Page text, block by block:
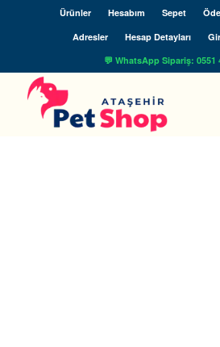
Ürünler Hesabım Sepet
Adresler
Hesap Detayları
💬 WhatsApp Sipariş: 0551